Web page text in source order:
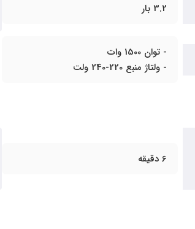
3.2 بار
- توان 1500 وات
- ولتاژ منبع 220-240 ولت
6 دقیقه